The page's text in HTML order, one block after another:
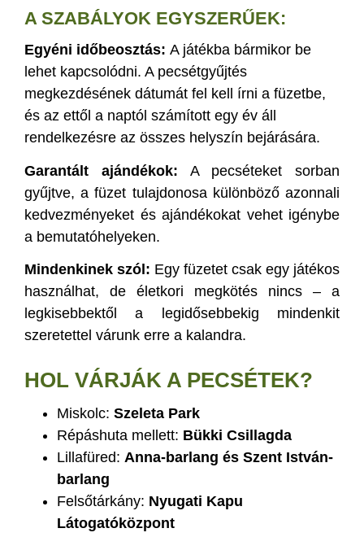
A SZABÁLYOK EGYSZERŰEK:
Egyéni időbeosztás: A játékba bármikor be
lehet kapcsolódni. A pecsétgyűjtés
megkezdésének dátumát fel kell írni a füzetbe,
és az ettől a naptól számított egy év áll
rendelkezésre az összes helyszín bejárására.
Garantált ajándékok: A pecséteket sorban
gyűjtve, a füzet tulajdonosa különböző azonnali
kedvezményeket és ajándékokat vehet igénybe
a bemutatóhelyeken.
Mindenkinek szól: Egy füzetet csak egy játékos
használhat, de életkori megkötés nincs – a
legkisebbektől a legidősebbekig mindenkit
szeretettel várunk erre a kalandra.
HOL VÁRJÁK A PECSÉTEK?
Miskolc: Szeleta Park
Répáshuta mellett: Bükki Csillagda
Lillafüred: Anna-barlang és Szent István-
barlang
Felsőtárkány: Nyugati Kapu
Látogatóközpont